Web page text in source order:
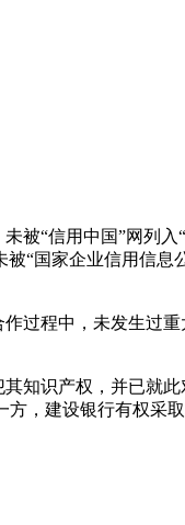
被“信用中国”网列入
“国家企业信用信息
过程中，未发生过
知识产权，并已就
方，建设银行有权采